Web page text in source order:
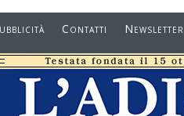
Contatti Newsletter